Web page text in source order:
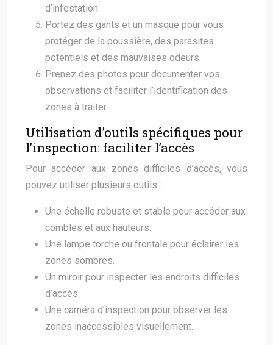
d’infestation.
Portez des gants et un masque pour vous
protéger de la poussière, des parasites
potentiels et des mauvaises odeurs.
Prenez des photos pour documenter vos
observations et faciliter l’identification des
zones à traiter.
Utilisation d’outils spécifiques pour
l’inspection: faciliter l’accès
Pour accéder aux zones difficiles d’accès, vous
pouvez utiliser plusieurs outils :
Une échelle robuste et stable pour accéder aux
combles et aux hauteurs.
Une lampe torche ou frontale pour éclairer les
zones sombres.
Un miroir pour inspecter les endroits difficiles
d’accès.
Une caméra d’inspection pour observer les
zones inaccessibles visuellement.